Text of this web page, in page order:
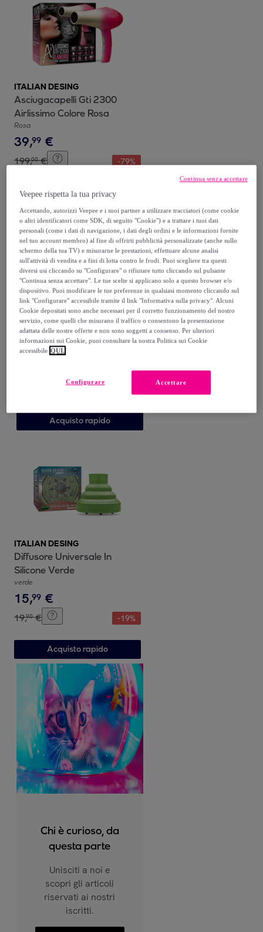
ITALIAN DESING
Asciugacapelli Gti 2300
Airlissimo Colore Rosa
Rosa
39,99 €
199,00 € -79%
Acquisto rapido
ITALIAN DESING
Epilatore Profesionale 24 X
17 X 5 Cm
Incolore
Acquisto rapido
ITALIAN DESING
Diffusore Universale In
Silicone Verde
verde
15,99 €
19,90 € -19%
Acquisto rapido
Chi è curioso, da
questa parte
Unisciti a noi e
scopri gli articoli
riservati ai nostri
iscritti.
Veepee rispetta la tua privacy
Accettando, autorizzi Veepee e i suoi partner a utilizzare tracciatori (come cookie
o altri identificatori come SDK, di seguito "Cookie") e a trattare i tuoi dati
personali (come i dati di navigazione, i dati degli ordini e le informazioni fornite
nel tuo account membro) al fine di offrirti pubblicità personalizzate (anche sullo
schermo della tua TV) e misurarne le prestazioni, effettuare alcune analisi
sull'attività di vendita e a fini di lotta contro le frodi. Puoi scegliere tra questi
diversi usi cliccando su "Configurare" o rifiutare tutto cliccando sul pulsante
"Continua senza accettare". Le tue scelte si applicano solo a questo browser e/o
dispositivo. Puoi modificare le tue preferenze in qualsiasi momento cliccando sul
link "Configurare" accessibile tramite il link "Informativa sulla privacy". Alcuni
Cookie depositati sono anche necessari per il corretto funzionamento del nostro
servizio, come quelli che misurano il traffico o consentono la presentazione
adattata delle nostre offerte e non sono soggetti a consenso. Per ulteriori
informazioni sui Cookie, puoi consultare la nostra Politica sui Cookie
accessibile QUI.
Accettare
Configurare
Continua senza accettare